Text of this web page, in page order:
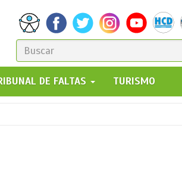
FORMULARIO
DE
BÚSQUEDA
GO!
DE FALTAS TURISMO